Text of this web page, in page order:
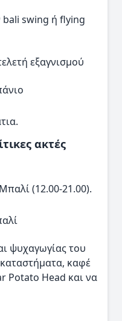
bali swing ή flying
εξαγνισμού
ακτές
(12.00-21.00).
ψυχαγωγίας του
καφέ
Potato Head και να